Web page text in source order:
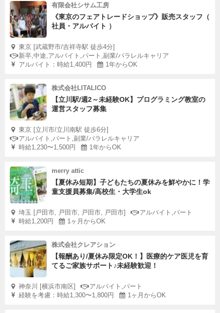
有限会社シサム工房
《東京のフェアトレードショップ》販売スタッフ（
社員・アルバイト ）
東京 [武蔵野市/吉祥寺駅 徒歩4分]
新卒,中途,アルバイト,パート,副業/パラレルキャリア
アルバイト：時給1,400円
1年からOK
株式会社LITALICO
【立川駅/週2～未経験OK】プログラミング教室の
運営スタッフ募集
東京 [立川市/立川南駅 徒歩6分]
アルバイト,パート,副業/パラレルキャリア
時給1,230〜1,500円
1年からOK
merry attic
【夏休み短期】子どもたちの夏休みを鮮やかに！学
童支援員募集/高校生・大学生ok
埼玉 [戸田市, 戸田市, 戸田市, 戸田市]
アルバイト,パート
時給1,200円
1ヶ月からOK
株式会社クレアション
【報酬あり/夏休み限定OK！】医療的ケア医児を育
てるご家族サポート♪未経験歓迎！
神奈川 [横浜市南区]
アルバイト,パート
経験を考慮：時給1,300〜1,800円
1ヶ月からOK